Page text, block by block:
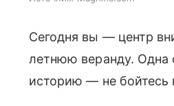
Сегодня вы — центр
летнюю веранду. Одна
историю — не бойтесь